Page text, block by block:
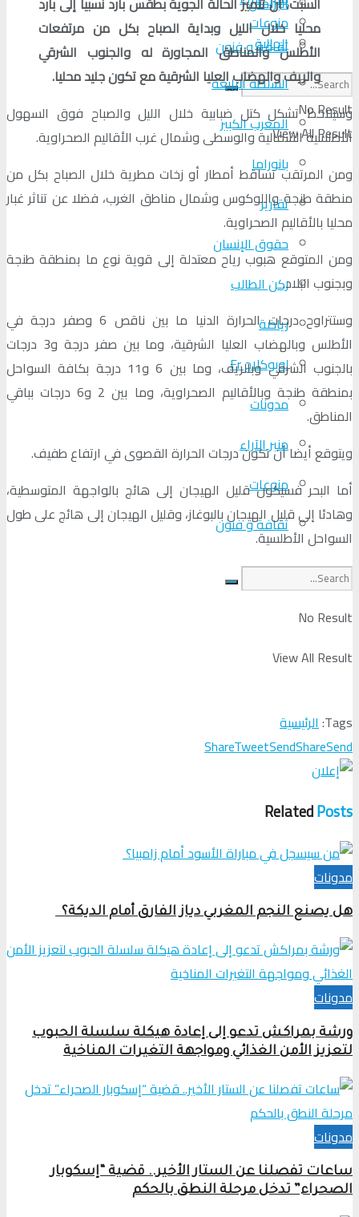
منوعات
ثقافة و فنون
No Result
View All Result
الجالية
السلطة الرابعة
المغرب الكبير
بانوراما
تقارير
حقوق الإنسان
ركن الطالب
رياضة
لوبوكلاج Fr
مدونات
منبر الآراء
منوعات
ثقافة و فنون
No Result
View All Result
محليا خلال الليل وبداية الصباح بكل من مرتفعات
الأطلس والمناطق المجاورة له والجنوب الشرقي
والريف والهضاب العليا الشرقية مع تكون جليد محليا.
وسيلاحظ تشكل كتل ضبابية خلال الليل والصباح فوق السهول
الأطلسية الشمالية والوسطى وشمال غرب الأقاليم الصحراوية.
ومن المرتقب تساقط أمطار أو زخات مطرية خلال الصباح بكل من
منطقة طنجة واللوكوس وشمال مناطق الغرب، فضلا عن تناثر غبار
محليا بالأقاليم الصحراوية.
ومن المتوقع هبوب رياح معتدلة إلى قوية نوع ما بمنطقة طنجة
وبجنوب البلاد.
وستتراوح درجات الحرارة الدنيا ما بين ناقص 6 وصفر درجة في
الأطلس وبالهضاب العليا الشرقية، وما بين صفر درجة و3 درجات
بالجنوب الشرقي وبالريف، وما بين 6 و11 درجة بكافة السواحل
بمنطقة طنجة وبالأقاليم الصحراوية، وما بين 2 و6 درجات بباقي
المناطق.
ويتوقع أيضا أن تكون درجات الحرارة القصوى في ارتفاع طفيف.
أما البحر فسيكون قليل الهيجان إلى هائج بالواجهة المتوسطية،
وهادئا إلى قليل الهيجان بالبوغاز، وقليل الهيجان إلى هائج على طول
السواحل الأطلسية.
Tags: الرئيسية
ShareTweetSendShareSend
RelatedPosts
مدونات
هل يصنع النجم المغربي دياز الفارق أمام الديكة؟
مدونات
ورشة بمراكش تدعو إلى إعادة هيكلة سلسلة الحبوب
لتعزيز الأمن الغذائي ومواجهة التغيرات المناخية
مدونات
ساعات تفصلنا عن الستار الأخير.. قضية “إسكوبار
الصحراء” تدخل مرحلة النطق بالحكم